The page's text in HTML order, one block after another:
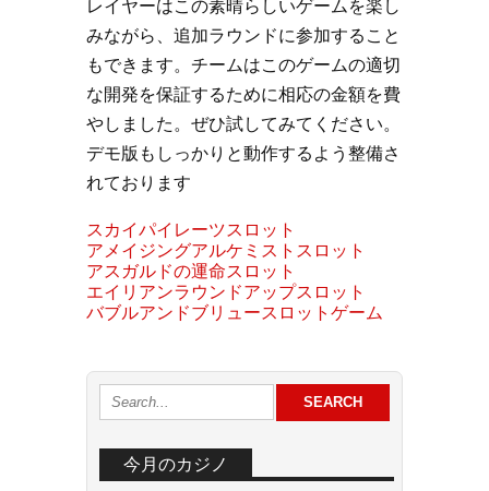
レイヤーはこの素晴らしいゲームを楽し
みながら、追加ラウンドに参加すること
もできます。チームはこのゲームの適切
な開発を保証するために相応の金額を費
やしました。ぜひ試してみてください。
デモ版もしっかりと動作するよう整備さ
れております
スカイパイレーツスロット
アメイジングアルケミストスロット
アスガルドの運命スロット
エイリアンラウンドアップスロット
バブルアンドブリュースロットゲーム
今月のカジノ